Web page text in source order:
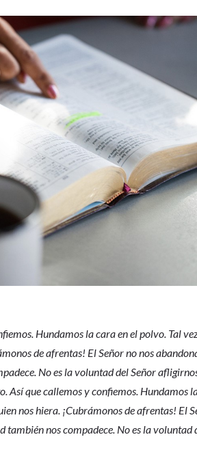
Hundamos la cara en el polvo. Tal
de afrentas! El Señor no nos
No es la voluntad del Señor
Así que callemos y confiemos. Hundamos
nos hiera. ¡Cubrámonos de afrentas! El
también nos compadece. No es la